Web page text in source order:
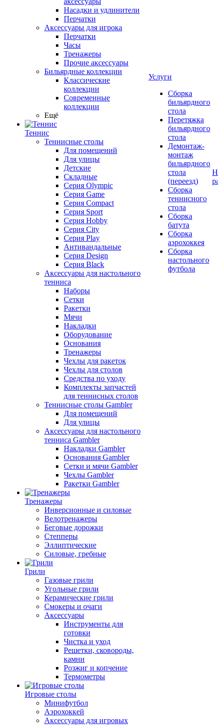
Насадки и удлинители
Перчатки
Аксессуары для игрока
Перчатки
Часы
Тренажеры
Прочие аксессуары
Бильярдные коллекции
Классические
коллекции
Современные
коллекции
Ещё
Теннис
Теннисные столы
Для помещений
Для улицы
Детские
Складные
Серия Olympic
Серия Game
Серия Compact
Серия Sport
Серия Hobby
Серия City
Серия Play
Антивандальные
Серия Design
Серия Black
Аксессуары для настольного
тенниса
Наборы
Сетки
Ракетки
Мячи
Накладки
Оборудование
Основания
Тренажеры
Чехлы для ракеток
Чехлы для столов
Средства по уходу
Комплекты запчастей
для теннисных столов
Теннисные столы Gambler
Для помещений
Для улицы
Аксессуары для настольного
тенниса Gambler
Накладки Gambler
Основания Gambler
Сетки и мячи Gambler
Чехлы Gambler
Ракетки Gambler
Тренажеры
Инверсионные и силовые
Велотренажеры
Беговые дорожки
Степперы
Эллиптические
Силовые, гребные
Грили
Газовые грили
Угольные грили
Керамические грили
Смокеры и очаги
Аксессуары
Инструменты для
готовки
Чистка и уход
Решетки, сковороды,
камни
Розжиг и копчение
Термометры
Игровые столы
Минифутбол
Аэрохоккей
Аксессуары для игровых
Услуги
Сборка
бильярдного
стола
Перетяжка
бильярдного
стола
Демонтаж-
монтаж
бильярдного
стола
(переезд)
Сборка
теннисного
стола
Сборка
батута
Сборка
аэрохоккея
Сборка
настольного
футбола